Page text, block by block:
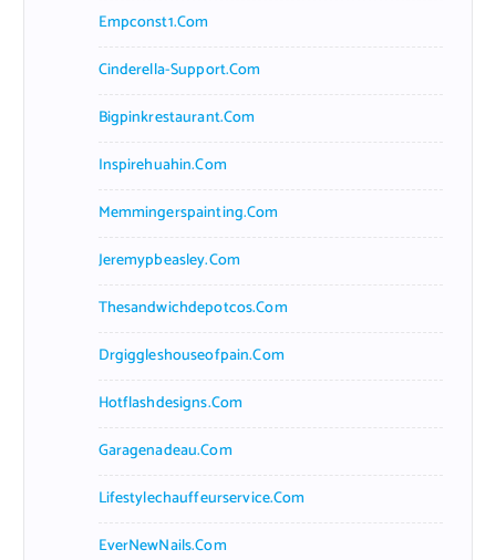
Empconst1.com
Cinderella-Support.com
Bigpinkrestaurant.com
Inspirehuahin.com
Memmingerspainting.com
Jeremypbeasley.com
Thesandwichdepotcos.com
Drgiggleshouseofpain.com
Hotflashdesigns.com
Garagenadeau.com
Lifestylechauffeurservice.com
EverNewNails.com